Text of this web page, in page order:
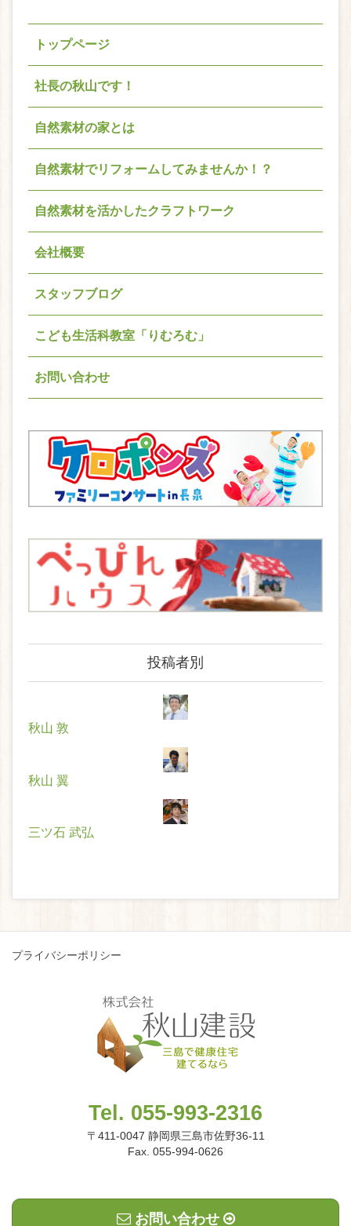
トップページ
社長の秋山です！
自然素材の家とは
自然素材でリフォームしてみませんか！？
自然素材を活かしたクラフトワーク
会社概要
スタッフブログ
こども生活科教室「りむろむ」
お問い合わせ
投稿者別
秋山 敦
秋山 翼
三ツ石 武弘
プライバシーポリシー
Tel. 055-993-2316
〒411-0047 静岡県三島市佐野36-11
Fax. 055-994-0626
お問い合わせ